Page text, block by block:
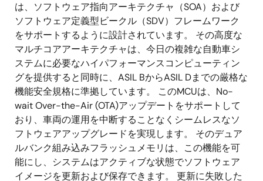
は、ソフトウェア指向アーキテクチャ（SOA）および
ソフトウェア定義型ビークル（SDV）フレームワーク
をサポートするように設計されています。 その高度な
マルチコアアーキテクチャは、今日の複雑な自動車シ
ステムに必要なハイパフォーマンスコンピューティン
グを提供すると同時に、ASIL BからASIL Dまでの厳格な
機能安全規格に準拠しています。 このMCUは、No-
wait Over-the-Air (OTA)アップデートをサポートして
おり、車両の運用を中断することなくシームレスなソ
フトウェアアップグレードを実現します。 そのデュア
ルバンク組み込みフラッシュメモリは、この機能を可
能にし、システムはアクティブな状態でソフトウェア
イメージを更新および保存できます。 更新に失敗した